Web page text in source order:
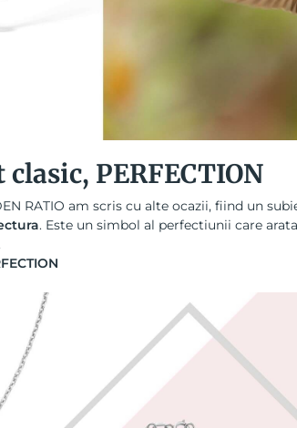
PERFECTION
RATIO am scris cu alte ocazii, fiind un
. Este un simbol al perfectiunii care